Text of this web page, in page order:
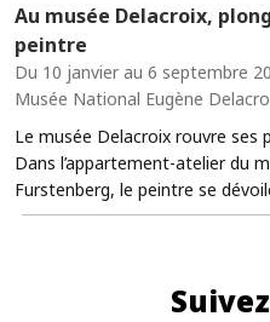
Au musée Delacroix,
peintre
Du 10 janvier au 6 septembre
Musée National Eugène
Le musée Delacroix rouvre ses
Dans l’appartement-atelier du
Furstenberg, le peintre se